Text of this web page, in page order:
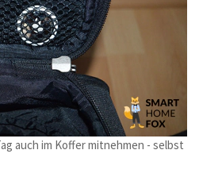
auch im Koffer mitnehmen - selbst